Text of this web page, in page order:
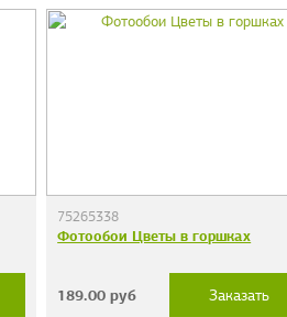
75265338
Фотообои Цветы в горшках
189.00 руб Заказать